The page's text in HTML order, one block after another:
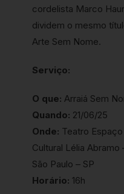
cordelista Marco
dividem o mesmo
Arte Sem Nome.
Serviço:
O que: Arraiá Sem
Quando: 21/06/25
Onde: Teatro Espaço
Cultural Lélia Abramo
São Paulo – SP
Horário: 16h